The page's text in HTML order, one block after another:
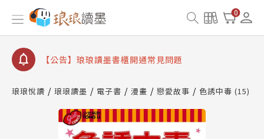
0
查詢
【公告】琅琅讀墨數位閱讀資產合併與書櫃開通申請
【公告】琅琅讀墨書櫃開通常見問題
請圖文教學
【公告】琅琅書店服務升級重要說明及資產合併結果
查詢
【公告】琅琅讀墨數位閱讀資產合併與書櫃開通申請
琅琅悅讀 琅琅讀墨 電子書 漫畫 戀愛故事 色誘中毒 (15)